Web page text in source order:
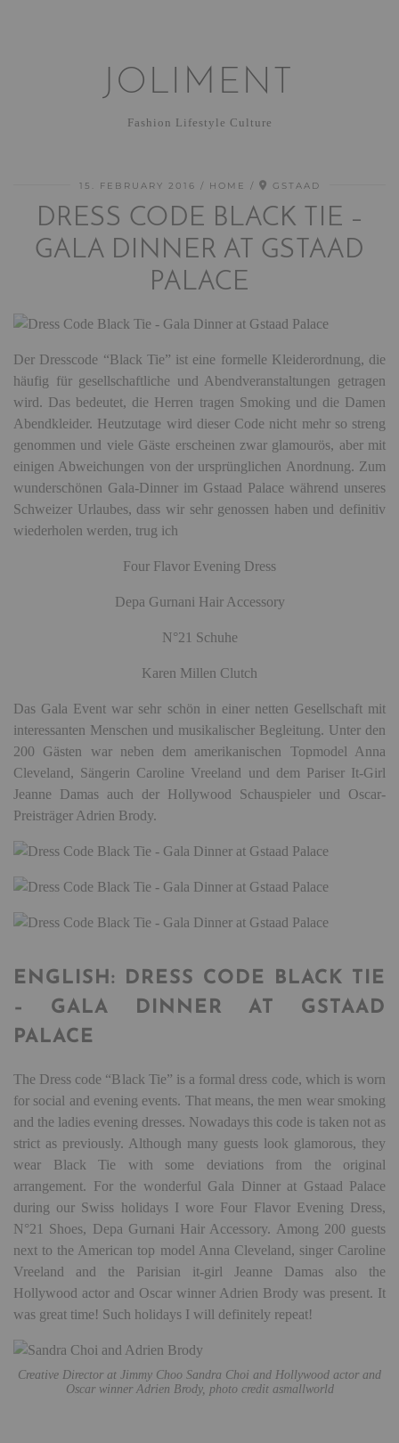
JOLIMENT
Fashion Lifestyle Culture
15. FEBRUARY 2016 HOME GSTAAD
DRESS CODE BLACK TIE –
GALA DINNER AT GSTAAD
PALACE
Der Dresscode “Black Tie” ist eine formelle Kleiderordnung, die
häufig für gesellschaftliche und Abendveranstaltungen getragen
wird. Das bedeutet, die Herren tragen Smoking und die Damen
Abendkleider. Heutzutage wird dieser Code nicht mehr so streng
genommen und viele Gäste erscheinen zwar glamourös, aber mit
einigen Abweichungen von der ursprünglichen Anordnung. Zum
wunderschönen Gala-Dinner im Gstaad Palace während unseres
Schweizer Urlaubes, dass wir sehr genossen haben und definitiv
wiederholen werden, trug ich
Four Flavor Evening Dress
Depa Gurnani Hair Accessory
N°21 Schuhe
Karen Millen Clutch
Das Gala Event war sehr schön in einer netten Gesellschaft mit
interessanten Menschen und musikalischer Begleitung. Unter den
200 Gästen war neben dem amerikanischen Topmodel Anna
Cleveland, Sängerin Caroline Vreeland und dem Pariser It-Girl
Jeanne Damas auch der Hollywood Schauspieler und Oscar-
Preisträger Adrien Brody.
ENGLISH: DRESS CODE BLACK TIE
– GALA DINNER AT GSTAAD
PALACE
The Dress code “Black Tie” is a formal dress code, which is worn
for social and evening events. That means, the men wear smoking
and the ladies evening dresses. Nowadays this code is taken not as
strict as previously. Although many guests look glamorous, they
wear Black Tie with some deviations from the original
arrangement. For the wonderful Gala Dinner at Gstaad Palace
during our Swiss holidays I wore Four Flavor Evening Dress,
N°21 Shoes, Depa Gurnani Hair Accessory. Among 200 guests
next to the American top model Anna Cleveland, singer Caroline
Vreeland and the Parisian it-girl Jeanne Damas also the
Hollywood actor and Oscar winner Adrien Brody was present. It
was great time! Such holidays I will definitely repeat!
Creative Director at Jimmy Choo Sandra Choi and Hollywood actor and
Oscar winner Adrien Brody, photo credit asmallworld